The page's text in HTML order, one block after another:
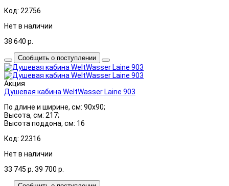
Код: 22756
Нет в наличии
38 640 р.
Сообщить о поступлении
Акция
Душевая кабина WeltWasser Laine 903
По длине и ширине, см: 90x90;
Высота, см: 217;
Высота поддона, см: 16
Код: 22316
Нет в наличии
33 745 р. 39 700 р.